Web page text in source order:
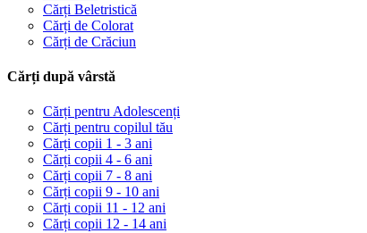
Cărți Beletristică
Cărți de Colorat
Cărți de Crăciun
Cărți după vârstă
Cărți pentru Adolescenți
Cărți pentru copilul tău
Cărți copii 1 - 3 ani
Cărți copii 4 - 6 ani
Cărți copii 7 - 8 ani
Cărți copii 9 - 10 ani
Cărți copii 11 - 12 ani
Cărți copii 12 - 14 ani